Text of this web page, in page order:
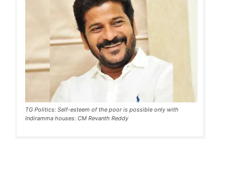
TG Politics: Self-esteem of the poor is possible only with
Indiramma houses: CM Revanth Reddy